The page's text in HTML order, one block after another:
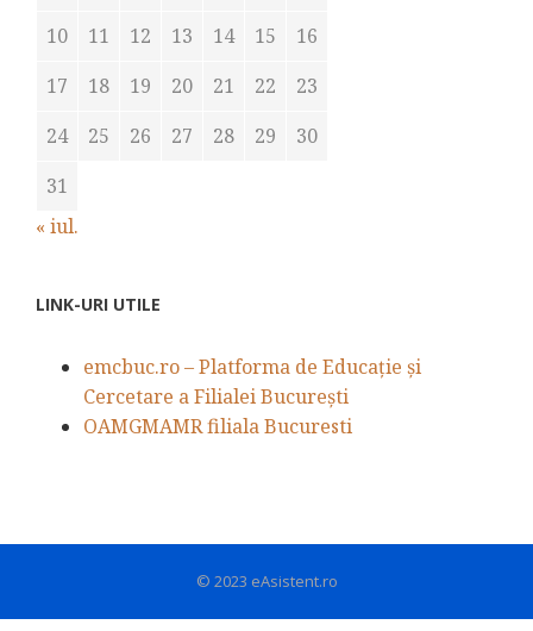
10
11 12 13 14 15
16
17
18 19 20 21 22
23
24
25 26 27 28 29
30
31
« iul.
LINK-URI UTILE
emcbuc.ro – Platforma de Educație și
Cercetare a Filialei București
OAMGMAMR filiala Bucuresti
© 2023 eAsistent.ro